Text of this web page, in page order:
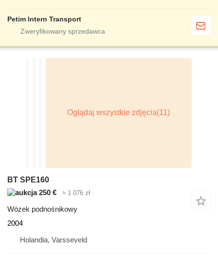
Petim Intern Transport
BT SPE160
250 €
≈ 1 076 zł
Wózek podnośnikowy
2004
Holandia, Varsseveld